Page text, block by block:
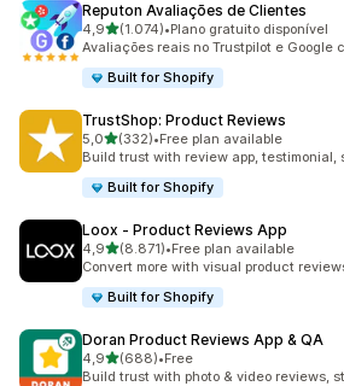
Reputon Avaliações de Clientes
4,9de 5 estrelas
(1.074)
1074 total de avaliações
•Plano gratuito disponível
Avaliações reais no Trustpilot e Google
Built for Shopify
TrustShop: Product Reviews
5,0de 5 estrelas
(332)
332 total de avaliações
•Free plan available
Build trust with review app, testimonial,
Built for Shopify
Loox ‑ Product Reviews App
4,9de 5 estrelas
(8.871)
8871 total de avaliações
•Free plan available
Convert more with visual product
Built for Shopify
Doran Product Reviews App & QA
4,9de 5 estrelas
(688)
688 total de avaliações
•Free
Build trust with photo & video reviews,